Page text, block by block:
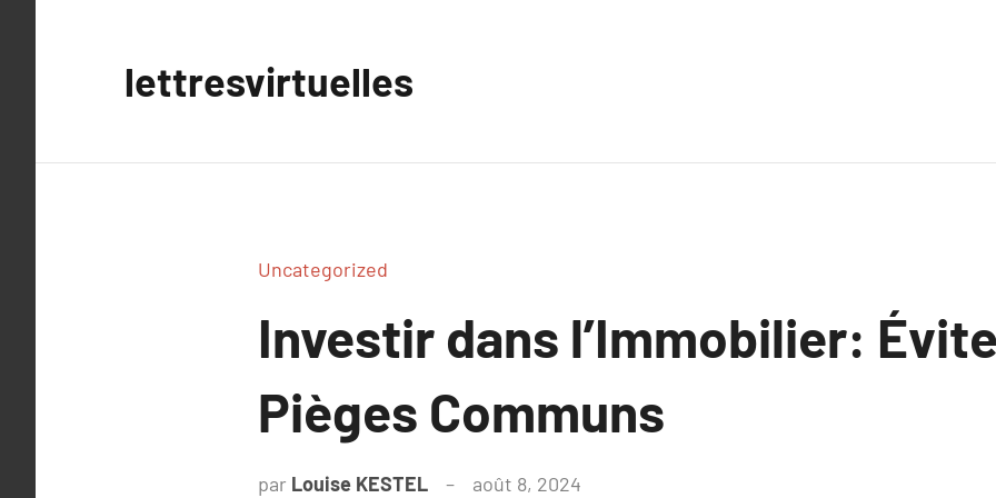
lettresvirtuelles
Uncategorized
Investir dans l’Immobilier:
Pièges Communs
par Louise KESTEL août 8, 2024